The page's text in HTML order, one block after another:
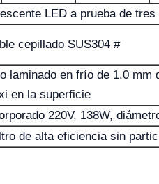
LED a prueba de
cepillado SUS304 #
laminado en frío de 1.0 mm
en la superficie
220V, 138W,
de alta eficiencia sin